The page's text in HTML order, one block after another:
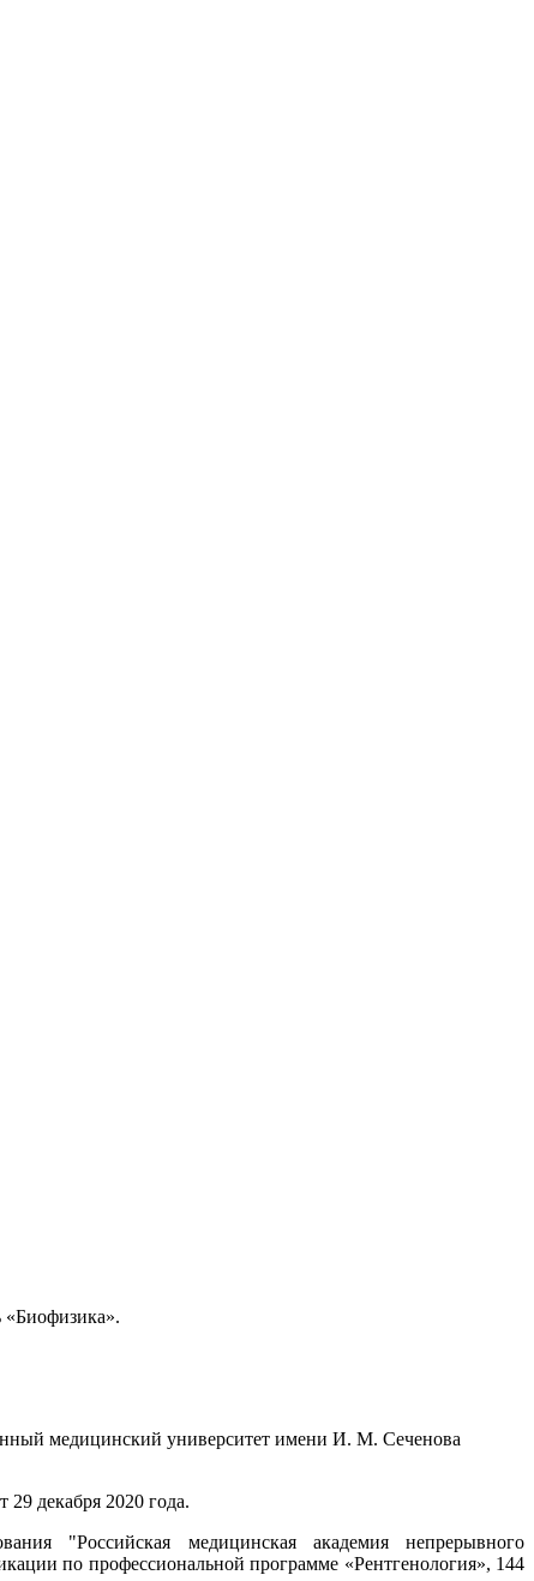
медицинский университет имени И. М. Сеченова
декабря 2020 года.
"Российская медицинская академия непрерывного
по профессиональной программе «Рентгенология», 144